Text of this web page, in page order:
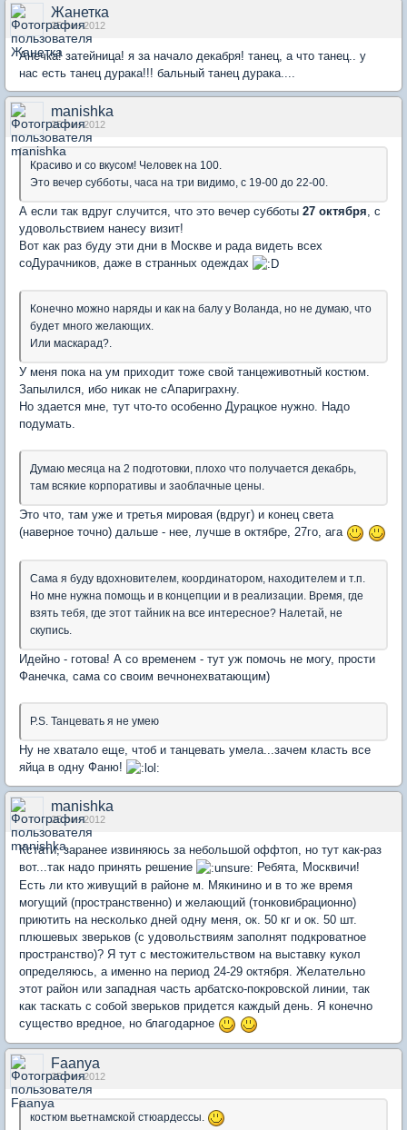
Жанетка
25 сен 2012
Анечка! затейница! я за начало декабря! танец, а что танец.. у
нас есть танец дурака!!! бальный танец дурака....
manishka
25 сен 2012
Красиво и со вкусом! Человек на 100.
Это вечер субботы, часа на три видимо, с 19-00 до 22-00.
А если так вдруг случится, что это вечер субботы 27 октября, с
удовольствием нанесу визит!
Вот как раз буду эти дни в Москве и рада видеть всех
соДурачников, даже в странных одеждах
Конечно можно наряды и как на балу у Воланда, но не думаю, что
будет много желающих.
Или маскарад?.
У меня пока на ум приходит тоже свой танцеживотный костюм.
Запылился, ибо никак не сАпариграхну.
Но здается мне, тут что-то особенно Дурацкое нужно. Надо
подумать.
Думаю месяца на 2 подготовки, плохо что получается декабрь,
там всякие корпоративы и заоблачные цены.
Это что, там уже и третья мировая (вдруг) и конец света
(наверное точно) дальше - нее, лучше в октябре, 27го, ага
Сама я буду вдохновителем, координатором, находителем и т.п.
Но мне нужна помощь и в концепции и в реализации. Время, где
взять тебя, где этот тайник на все интересное? Налетай, не
скупись.
Идейно - готова! А со временем - тут уж помочь не могу, прости
Фанечка, сама со своим вечнонехватающим)
P.S. Танцевать я не умею
Ну не хватало еще, чтоб и танцевать умела...зачем класть все
яйца в одну Фаню!
manishka
25 сен 2012
Кстати, заранее извиняюсь за небольшой оффтоп, но тут как-раз
вот...так надо принять решение
Ребята, Москвичи!
Есть ли кто живущий в районе м. Мякинино и в то же время
могущий (пространственно) и желающий (тонковибрационно)
приютить на несколько дней одну меня, ок. 50 кг и ок. 50 шт.
плюшевых зверьков (с удовольствиям заполнят подкроватное
пространство)? Я тут с местожительством на выставку кукол
определяюсь, а именно на период 24-29 октября. Желательно
этот район или западная часть арбатско-покровской линии, так
как таскать с собой зверьков придется каждый день. Я конечно
существо вредное, но благодарное
Faanya
25 сен 2012
костюм вьетнамской стюардессы.